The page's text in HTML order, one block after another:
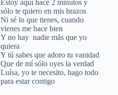
Estoy aquí hace 2 minutos y
sólo te quiero en mis brazos
Ni sé lo que tienes, cuando
vienes me hace bien
Y no hay nadie más que yo
quiera
Y tú sabes que adoro tu vanidad
Que de mí sólo oyes la verdad
Luísa, yo te necesito, hago todo
para estar contigo